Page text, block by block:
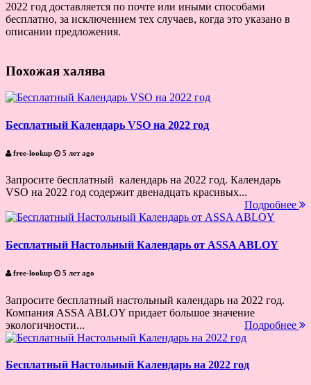
2022 год доставляется по почте или иными способами
бесплатно, за исключением тех случаев, когда это указано в
описании предложения.
Похожая халява
Бесплатный Календарь VSO на 2022 год
free-lookup 5 лет ago
Запросите бесплатный календарь на 2022 год. Календарь
VSO на 2022 год содержит двенадцать красивых...
Подробнее
Бесплатный Настольный Календарь от ASSA ABLOY
free-lookup 5 лет ago
Запросите бесплатный настольный календарь на 2022 год.
Компания ASSA ABLOY придает большое значение
экологичности...
Подробнее
Бесплатный Настольный Календарь на 2022 год